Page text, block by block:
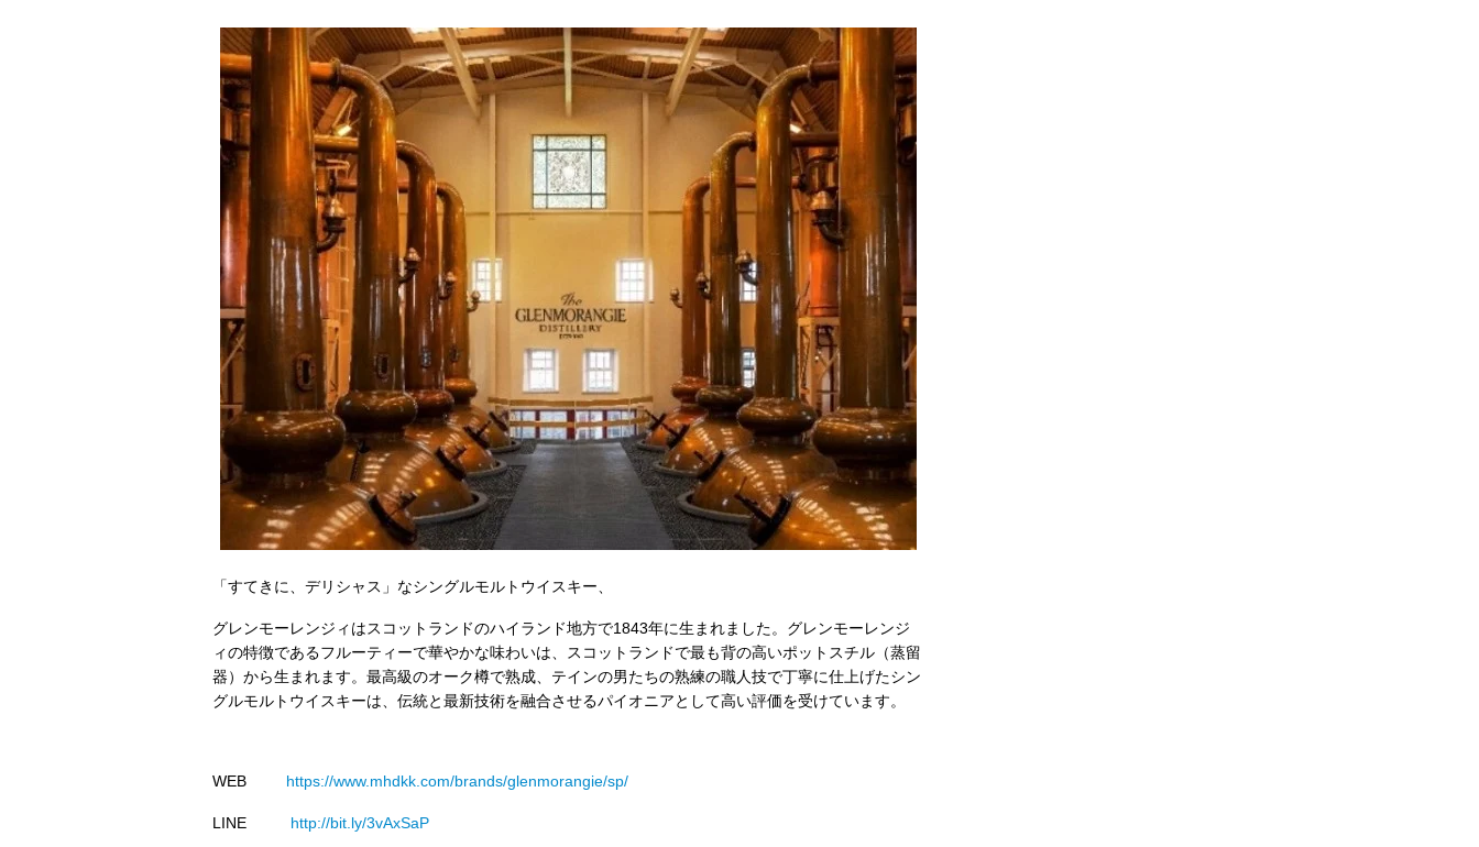
「すてきに、デリシャス」なシングルモルトウイスキー、
グレンモーレンジィはスコットランドのハイランド地方で1843年に生まれました。グレンモーレンジ
ィの特徴であるフルーティーで華やかな味わいは、スコットランドで最も背の高いポットスチル（蒸留
器）から生まれます。最高級のオーク樽で熟成、テインの男たちの熟練の職人技で丁寧に仕上げたシン
グルモルトウイスキーは、伝統と最新技術を融合させるパイオニアとして高い評価を受けています。
WEB https://www.mhdkk.com/brands/glenmorangie/sp/
LINE http://bit.ly/3vAxSaP